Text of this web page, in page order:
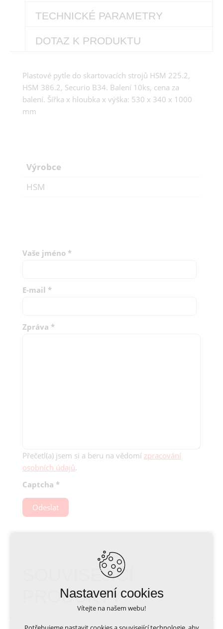
TECHNICKÉ PARAMETRY
DOTAZ K PRODUKTU
Plastové pytle do skartovacích strojů HSM 225.2,
HSM 386.2, Securio B34. Balení 10ks, cena za
balení. Šířka x hloubka x výška: 530 x 340 x 1000
mm
Výrobce
HSM
Vaše jméno *
E-mail *
Zpráva *
Přečetl(a) jsem si a beru na vědomí zpracování
osobních údajů.
Captcha *
Odeslat
SOUVISEJÍCÍ
PRODUKTY
Nastavení cookies
Vítejte na našem webu!